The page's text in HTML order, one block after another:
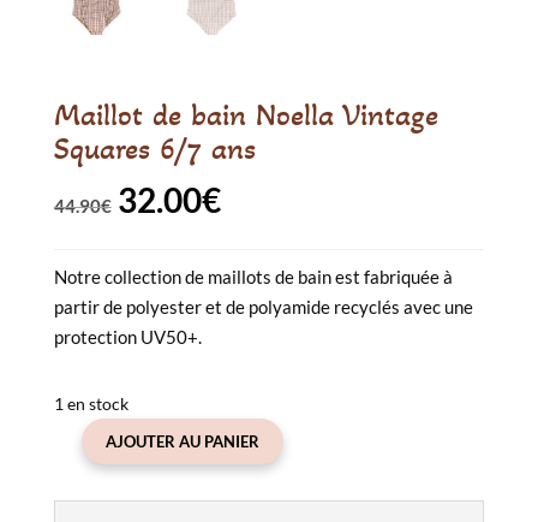
Maillot de bain Noella Vintage
Squares 6/7 ans
44.90€ Le
initial
était :
32.00€Le
actuel
Notre collection de maillots de bain est fabriquée à
partir de polyester et de polyamide recyclés avec une
protection UV50+.
1 en stock
quantité
AJOUTER AU PANIER